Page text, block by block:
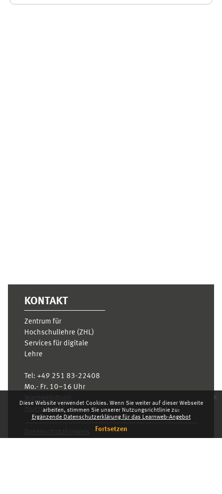
Diese Website verwendet Cookies. Wenn Sie weiter auf dieser Webseite
arbeiten, stimmen Sie unserer Nutzungsrichtlinie zu:
Ergänzende Datenschutzerklärung für das Learnweb-Angebot
Fortsetzen
x
KONTAKT
Zentrum für
Hochschullehre (ZHL)
Services für digitale
Lehre
Tel: +49 251 83-22408
Mo.- Fr. 10–16 Uhr
muenster.de